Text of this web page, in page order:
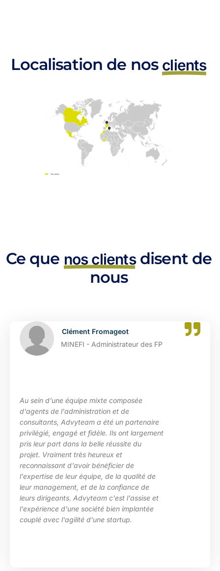
Localisation de nos clients
Ce que nos clientsdisent de
nous
des FP
largement
de
de
et
Catherine Dupont
DGFIP -
La maîtrise des sujets, la
les besoins de ma structure,
des situations diverses. Nous
particulièrement apprécié
d’Advyteam lors de la
en place d’un plan de montée de
compétences sur le pôle de
HRa au sein de la DGFiP.